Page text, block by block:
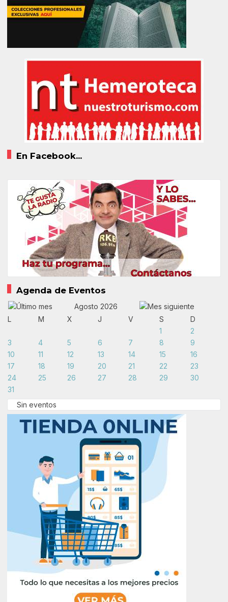
En Facebook...
Agenda de Eventos
Agosto 2026
L
M X J V S
D
1
2
3
4 5 6 7 8
9
10
11 12 13 14 15
16
17
18 19 20 21 22
23
24
25 26 27 28 29
30
31
Sin eventos